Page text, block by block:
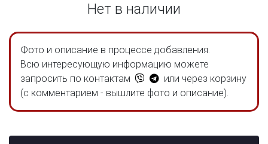
Нет в наличии
Фото и описание в процессе добавления.
Всю интересующую информацию можете
запросить по контактам
или через корзину
(с комментарием - вышлите фото и описание).